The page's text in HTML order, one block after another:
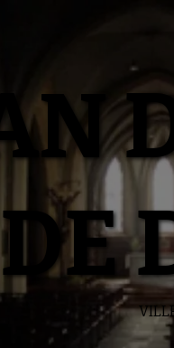
DE